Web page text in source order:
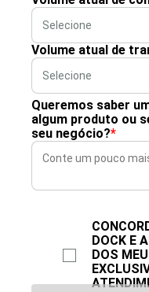
Volume atual de
Queremos saber
algum produto ou
seu negócio?*
DOCK E
DOS